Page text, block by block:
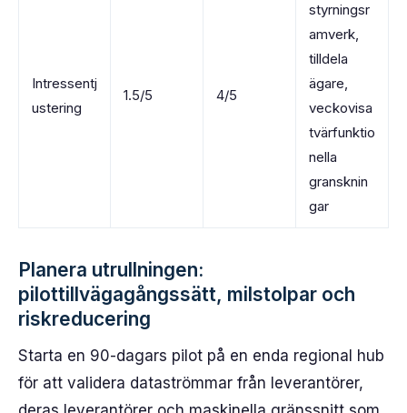
Intressentj
ustering
1.5/5 4/5
styrningsr
amverk,
tilldela
ägare,
veckovisa
tvärfunktio
nella
gransknin
gar
Planera utrullningen:
pilottillvägagångssätt, milstolpar och
riskreducering
Starta en 90-dagars pilot på en enda regional hub
för att validera dataströmmar från leverantörer,